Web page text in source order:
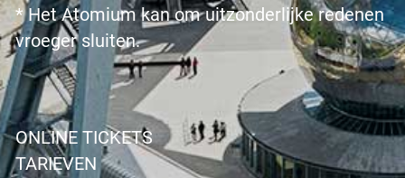
* Het Atomium kan om uitzonderlijke redenen
vroeger sluiten.
ONLINE TICKETS
TARIEVEN